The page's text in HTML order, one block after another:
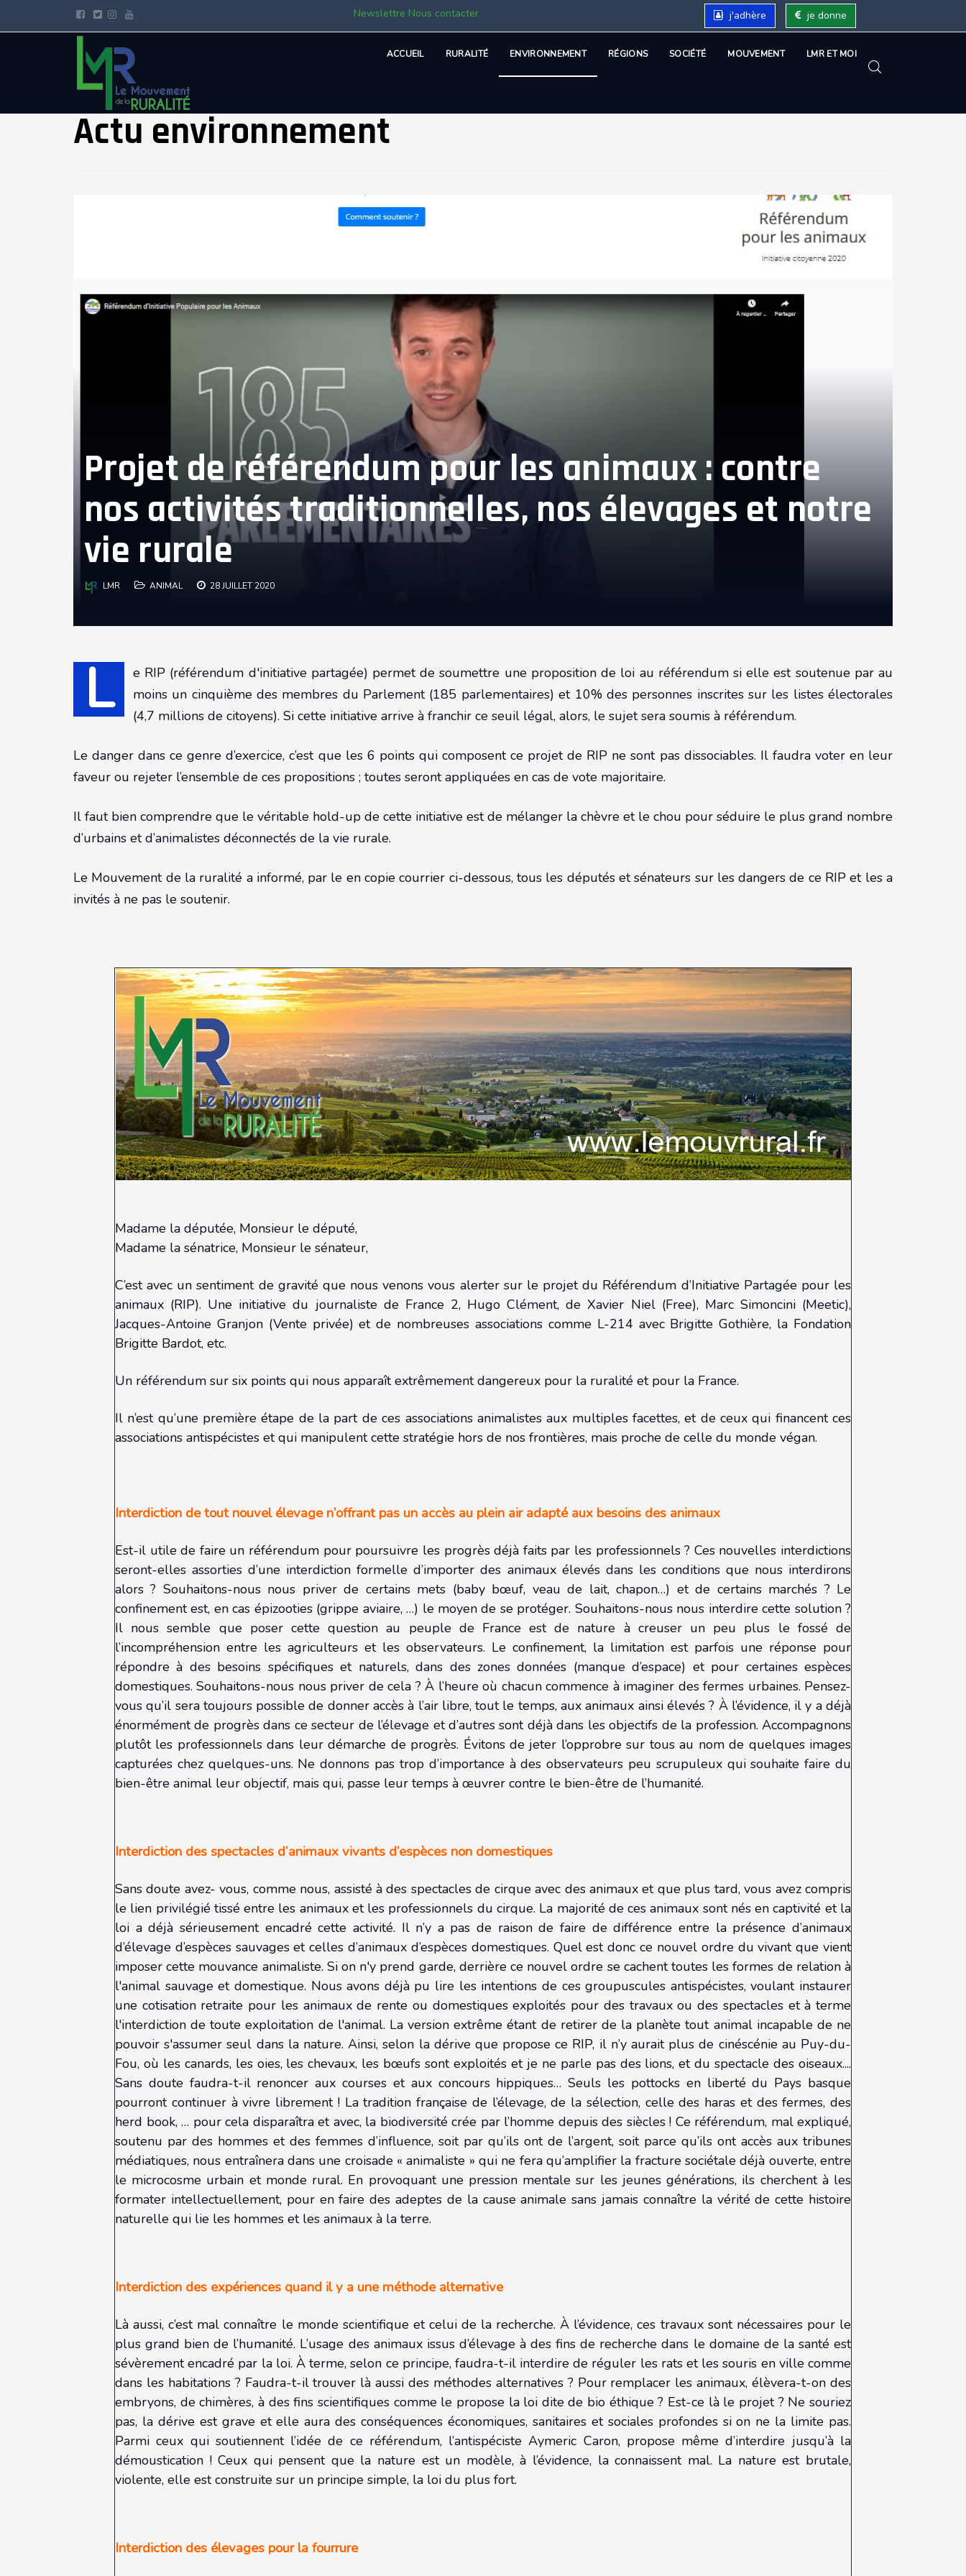
Newslettre Nous contacter j'adhère je donne
ACCUEIL RURALITÉ ENVIRONNEMENT RÉGIONS SOCIÉTÉ MOUVEMENT LMR ET MOI
Actu environnement
Projet de référendum pour les animaux : contre
nos activités traditionnelles, nos élevages et notre
vie rurale
LMR ANIMAL 28 JUILLET 2020
L
e RIP (référendum d'initiative partagée) permet de soumettre une proposition de loi au référendum si elle est soutenue par au
moins un cinquième des membres du Parlement (185 parlementaires) et 10% des personnes inscrites sur les listes électorales
(4,7 millions de citoyens). Si cette initiative arrive à franchir ce seuil légal, alors, le sujet sera soumis à référendum.
Le danger dans ce genre d’exercice, c’est que les 6 points qui composent ce projet de RIP ne sont pas dissociables. Il faudra voter en leur
faveur ou rejeter l’ensemble de ces propositions ; toutes seront appliquées en cas de vote majoritaire.
Il faut bien comprendre que le véritable hold-up de cette initiative est de mélanger la chèvre et le chou pour séduire le plus grand nombre
d’urbains et d’animalistes déconnectés de la vie rurale.
Le Mouvement de la ruralité a informé, par le en copie courrier ci-dessous, tous les députés et sénateurs sur les dangers de ce RIP et les a
invités à ne pas le soutenir.
Madame la députée, Monsieur le député,
Madame la sénatrice, Monsieur le sénateur,
C’est avec un sentiment de gravité que nous venons vous alerter sur le projet du Référendum d’Initiative Partagée pour les
animaux (RIP). Une initiative du journaliste de France 2, Hugo Clément, de Xavier Niel (Free), Marc Simoncini (Meetic),
Jacques-Antoine Granjon (Vente privée) et de nombreuses associations comme L-214 avec Brigitte Gothière, la Fondation
Brigitte Bardot, etc.
Un référendum sur six points qui nous apparaît extrêmement dangereux pour la ruralité et pour la France.
Il n’est qu’une première étape de la part de ces associations animalistes aux multiples facettes, et de ceux qui financent ces
associations antispécistes et qui manipulent cette stratégie hors de nos frontières, mais proche de celle du monde végan.
Interdiction de tout nouvel élevage n’offrant pas un accès au plein air adapté aux besoins des animaux
Est-il utile de faire un référendum pour poursuivre les progrès déjà faits par les professionnels ? Ces nouvelles interdictions
seront-elles assorties d’une interdiction formelle d’importer des animaux élevés dans les conditions que nous interdirons
alors ? Souhaitons-nous nous priver de certains mets (baby bœuf, veau de lait, chapon…) et de certains marchés ? Le
confinement est, en cas épizooties (grippe aviaire, …) le moyen de se protéger. Souhaitons-nous nous interdire cette solution ?
Il nous semble que poser cette question au peuple de France est de nature à creuser un peu plus le fossé de
l’incompréhension entre les agriculteurs et les observateurs. Le confinement, la limitation est parfois une réponse pour
répondre à des besoins spécifiques et naturels, dans des zones données (manque d’espace) et pour certaines espèces
domestiques. Souhaitons-nous nous priver de cela ? À l’heure où chacun commence à imaginer des fermes urbaines. Pensez-
vous qu’il sera toujours possible de donner accès à l’air libre, tout le temps, aux animaux ainsi élevés ? À l’évidence, il y a déjà
énormément de progrès dans ce secteur de l’élevage et d’autres sont déjà dans les objectifs de la profession. Accompagnons
plutôt les professionnels dans leur démarche de progrès. Évitons de jeter l’opprobre sur tous au nom de quelques images
capturées chez quelques-uns. Ne donnons pas trop d’importance à des observateurs peu scrupuleux qui souhaite faire du
bien-être animal leur objectif, mais qui, passe leur temps à œuvrer contre le bien-être de l’humanité.
Interdiction des spectacles d’animaux vivants d’espèces non domestiques
Sans doute avez- vous, comme nous, assisté à des spectacles de cirque avec des animaux et que plus tard, vous avez compris
le lien privilégié tissé entre les animaux et les professionnels du cirque. La majorité de ces animaux sont nés en captivité et la
loi a déjà sérieusement encadré cette activité. Il n’y a pas de raison de faire de différence entre la présence d’animaux
d’élevage d’espèces sauvages et celles d’animaux d’espèces domestiques. Quel est donc ce nouvel ordre du vivant que vient
imposer cette mouvance animaliste. Si on n'y prend garde, derrière ce nouvel ordre se cachent toutes les formes de relation à
l'animal sauvage et domestique. Nous avons déjà pu lire les intentions de ces groupuscules antispécistes, voulant instaurer
une cotisation retraite pour les animaux de rente ou domestiques exploités pour des travaux ou des spectacles et à terme
l'interdiction de toute exploitation de l'animal. La version extrême étant de retirer de la planète tout animal incapable de ne
pouvoir s'assumer seul dans la nature. Ainsi, selon la dérive que propose ce RIP, il n’y aurait plus de cinéscénie au Puy-du-
Fou, où les canards, les oies, les chevaux, les bœufs sont exploités et je ne parle pas des lions, et du spectacle des oiseaux....
Sans doute faudra-t-il renoncer aux courses et aux concours hippiques… Seuls les pottocks en liberté du Pays basque
pourront continuer à vivre librement ! La tradition française de l’élevage, de la sélection, celle des haras et des fermes, des
herd book, … pour cela disparaîtra et avec, la biodiversité crée par l’homme depuis des siècles ! Ce référendum, mal expliqué,
soutenu par des hommes et des femmes d’influence, soit par qu’ils ont de l’argent, soit parce qu’ils ont accès aux tribunes
médiatiques, nous entraînera dans une croisade « animaliste » qui ne fera qu’amplifier la fracture sociétale déjà ouverte, entre
le microcosme urbain et monde rural. En provoquant une pression mentale sur les jeunes générations, ils cherchent à les
formater intellectuellement, pour en faire des adeptes de la cause animale sans jamais connaître la vérité de cette histoire
naturelle qui lie les hommes et les animaux à la terre.
Interdiction des expériences quand il y a une méthode alternative
Là aussi, c’est mal connaître le monde scientifique et celui de la recherche. À l’évidence, ces travaux sont nécessaires pour le
plus grand bien de l’humanité. L’usage des animaux issus d’élevage à des fins de recherche dans le domaine de la santé est
sévèrement encadré par la loi. À terme, selon ce principe, faudra-t-il interdire de réguler les rats et les souris en ville comme
dans les habitations ? Faudra-t-il trouver là aussi des méthodes alternatives ? Pour remplacer les animaux, élèvera-t-on des
embryons, de chimères, à des fins scientifiques comme le propose la loi dite de bio éthique ? Est-ce là le projet ? Ne souriez
pas, la dérive est grave et elle aura des conséquences économiques, sanitaires et sociales profondes si on ne la limite pas.
Parmi ceux qui soutiennent l’idée de ce référendum, l’antispéciste Aymeric Caron, propose même d’interdire jusqu’à la
démoustication ! Ceux qui pensent que la nature est un modèle, à l’évidence, la connaissent mal. La nature est brutale,
violente, elle est construite sur un principe simple, la loi du plus fort.
Interdiction des élevages pour la fourrure